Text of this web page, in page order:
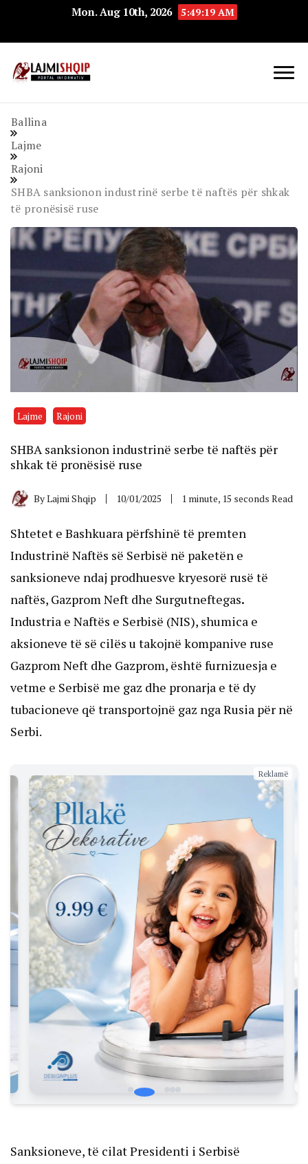
Mon. Aug 10th, 2026 5:49:19 AM
Ballina
Lajme
Rajoni
SHBA sanksionon industrinë serbe të naftës për shkak
të pronësisë ruse
Lajme Rajoni
SHBA sanksionon industrinë serbe të naftës për
shkak të pronësisë ruse
ByLajmi Shqip 10/01/2025 1 minute, 15 seconds Read
Shtetet e Bashkuara përfshinë të premten
Industrinë Naftës së Serbisë në paketën e
sanksioneve ndaj prodhuesve kryesorë rusë të
naftës, Gazprom Neft dhe Surgutneftegas.
Industria e Naftës e Serbisë (NIS), shumica e
aksioneve të së cilës u takojnë kompanive ruse
Gazprom Neft dhe Gazprom, është furnizuesja e
vetme e Serbisë me gaz dhe pronarja e të dy
tubacioneve që transportojnë gaz nga Rusia për në
Serbi.
Reklamë
Sanksioneve, të cilat Presidenti i Serbisë